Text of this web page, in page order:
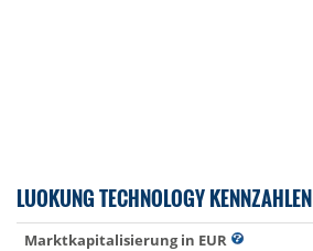
LUOKUNG TECHNOLOGY KENNZAHLEN
Marktkapitalisierung in EUR